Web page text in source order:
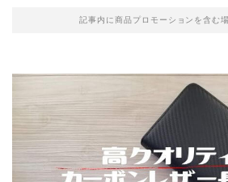
記事内に商品プロモーションを含む